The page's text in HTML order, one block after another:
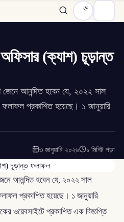
(ক্যাশ) চূড়ান্ত
জেনে আনন্দিত হবেন যে, ২০২২ সাল
প্রকাশিত হয়েছে। ১ জানুয়ারি
৩ জানুয়ারি ২০২৬ ১ মিনিট পড়া
আনন্দিত হবেন যে, ২০২২ সাল
প্রকাশিত হয়েছে। ১ জানুয়ারি
ওয়েবসাইটে প্রকাশিত এক বিজ্ঞপ্তি